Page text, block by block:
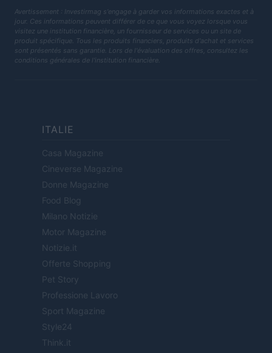
Avertissement : Investirmag s'engage à garder vos informations exactes et à
jour. Ces informations peuvent différer de ce que vous voyez lorsque vous
visitez une institution financière, un fournisseur de services ou un site de
produit spécifique. Tous les produits financiers, produits d'achat et services
sont présentés sans garantie. Lors de l'évaluation des offres, consultez les
conditions générales de l'institution financière.
ITALIE
Casa Magazine
Cineverse Magazine
Donne Magazine
Food Blog
Milano Notizie
Motor Magazine
Notizie.it
Offerte Shopping
Pet Story
Professione Lavoro
Sport Magazine
Style24
Think.it